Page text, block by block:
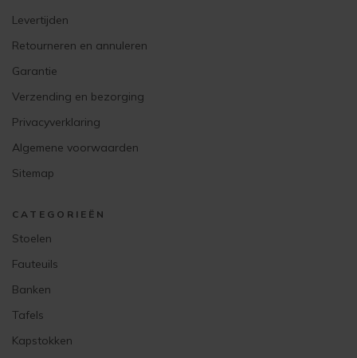
Levertijden
Retourneren en annuleren
Garantie
Verzending en bezorging
Privacyverklaring
Algemene voorwaarden
Sitemap
CATEGORIEËN
Stoelen
Fauteuils
Banken
Tafels
Kapstokken